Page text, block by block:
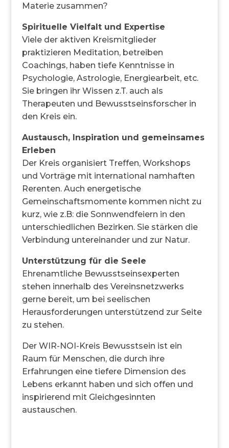
Materie zusammen?
Spirituelle Vielfalt und Expertise
Viele der aktiven Kreismitglieder
praktizieren Meditation, betreiben
Coachings, haben tiefe Kenntnisse in
Psychologie, Astrologie, Energiearbeit, etc.
Sie bringen ihr Wissen z.T. auch als
Therapeuten und Bewusstseinsforscher in
den Kreis ein.
Austausch, Inspiration und gemeinsames
Erleben
Der Kreis organisiert Treffen, Workshops
und Vorträge mit international namhaften
Rerenten. Auch energetische
Gemeinschaftsmomente kommen nicht zu
kurz, wie z.B: die Sonnwendfeiern in den
unterschiedlichen Bezirken. Sie stärken die
Verbindung untereinander und zur Natur.
Unterstützung für die Seele
Ehrenamtliche Bewusstseinsexperten
stehen innerhalb des Vereinsnetzwerks
gerne bereit, um bei seelischen
Herausforderungen unterstützend zur Seite
zu stehen.
Der WIR-NOI-Kreis Bewusstsein ist ein
Raum für Menschen, die durch ihre
Erfahrungen eine tiefere Dimension des
Lebens erkannt haben und sich offen und
inspirierend mit Gleichgesinnten
austauschen.